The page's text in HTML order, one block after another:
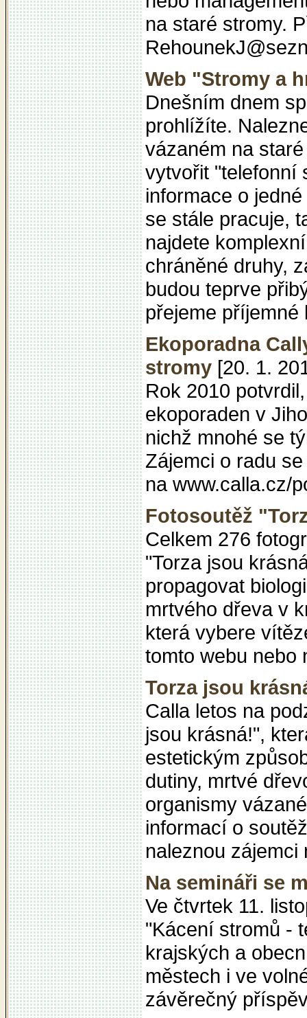
na staré stromy.
Web "Stromy a
Dnešním dnem
prohlížíte.
vázaném na
vytvořit "telefonní
informace o
se stále pracuje,
najdete
chráněné druhy,
budou teprve
přejeme
Ekoporadna
stromy [20. 1.
Rok 2010
ekoporaden v
nichž mnohé se
Zájemci o radu
na www.calla.cz/
Fotosoutěž
Celkem 276
"Torza jsou
propagovat
mrtvého dřeva v
která vybere
tomto webu nebo
Torza jsou
Calla letos na
jsou krásná!",
estetickým
dutiny, mrtvé
organismy
informací o
naleznou zájemci
Na semináři se
Ve čtvrtek 11.
"Kácení stromů -
krajských a
městech i ve
závěrečný